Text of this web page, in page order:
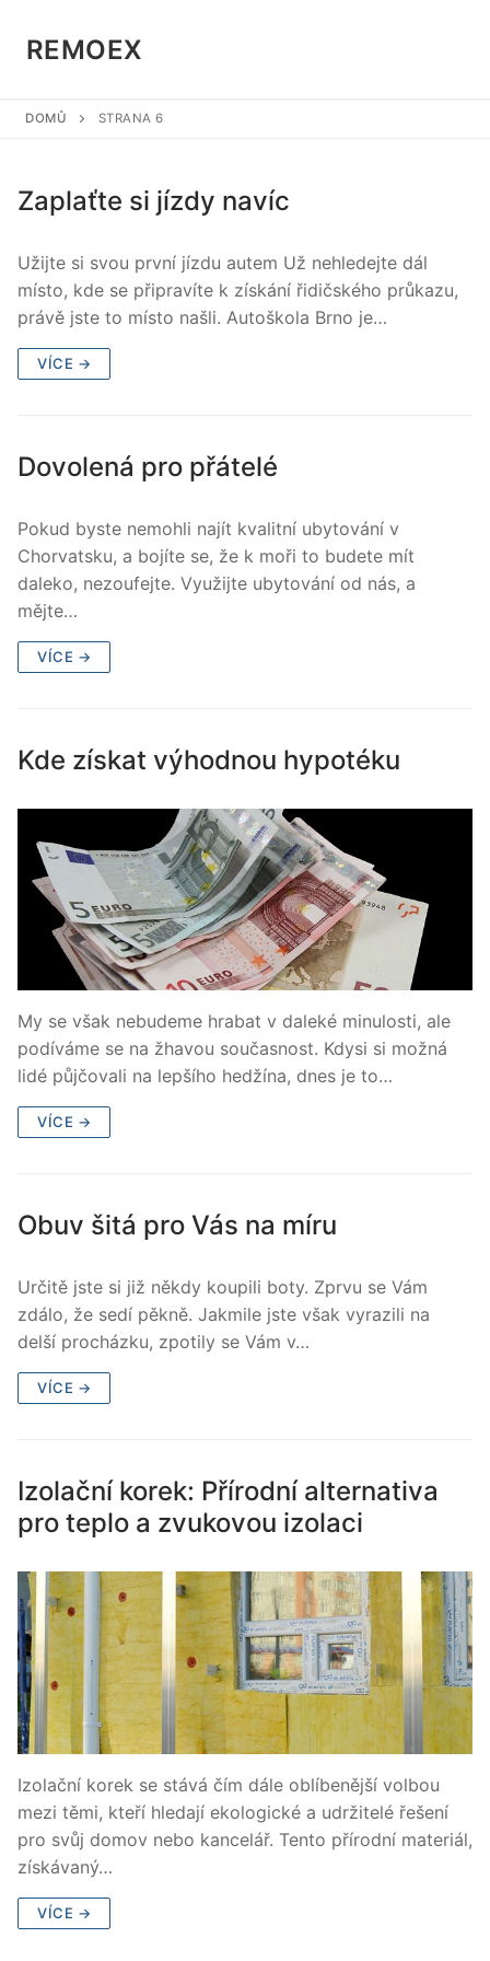
REMOEX
DOMŮ STRANA 6
Zaplaťte si jízdy navíc
Užijte si svou první jízdu autem Už nehledejte dál
místo, kde se připravíte k získání řidičského průkazu,
právě jste to místo našli. Autoškola Brno je…
VÍCE →
Dovolená pro přátelé
Pokud byste nemohli najít kvalitní ubytování v
Chorvatsku, a bojíte se, že k moři to budete mít
daleko, nezoufejte. Využijte ubytování od nás, a
mějte…
VÍCE →
Kde získat výhodnou hypotéku
My se však nebudeme hrabat v daleké minulosti, ale
podíváme se na žhavou současnost. Kdysi si možná
lidé půjčovali na lepšího hedžína, dnes je to…
VÍCE →
Obuv šitá pro Vás na míru
Určitě jste si již někdy koupili boty. Zprvu se Vám
zdálo, že sedí pěkně. Jakmile jste však vyrazili na
delší procházku, zpotily se Vám v…
VÍCE →
Izolační korek: Přírodní alternativa
pro teplo a zvukovou izolaci
Izolační korek se stává čím dále oblíbenější volbou
mezi těmi, kteří hledají ekologické a udržitelé řešení
pro svůj domov nebo kancelář. Tento přírodní materiál,
získávaný…
VÍCE →